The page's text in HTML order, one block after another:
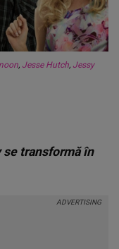
, Jesse Hutch, Jessy
se transformă în